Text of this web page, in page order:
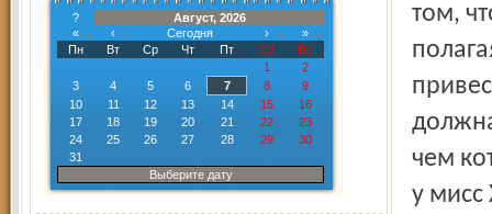
?
Август, 2026
«
‹ Сегодня ›
»
Пн
Вт Ср Чт Пт Сб
Вс
1
2
3
4 5 6 7 8
9
10
11 12 13 14 15
16
17
18 19 20 21 22
23
24
25 26 27 28 29
30
31
Выберите дату
том,
чем
у мисс